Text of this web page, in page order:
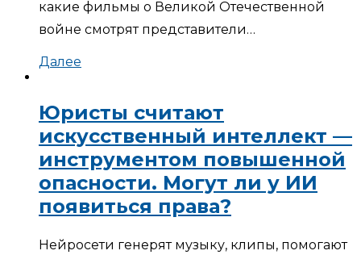
какие фильмы о Великой Отечественной
войне смотрят представители…
Далее
Юристы считают
искусственный интеллект —
инструментом повышенной
опасности. Могут ли у ИИ
появиться права?
Нейросети генерят музыку, клипы, помогают